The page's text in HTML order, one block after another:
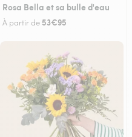
Rosa Bella et sa bulle d'eau
À partir de 53€95